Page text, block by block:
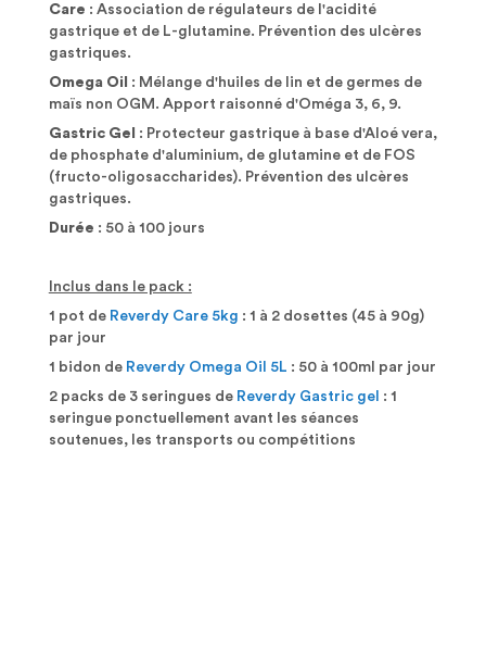
Care : Association de régulateurs de l'acidité
gastrique et de L-glutamine. Prévention des ulcères
gastriques.
Omega Oil
: Mélange d'huiles de lin et de germes de
maïs non OGM. Apport raisonné d'Oméga 3, 6, 9.
Gastric Gel
: Protecteur gastrique à base d'Aloé vera,
de phosphate d'aluminium, de glutamine et de FOS
(fructo-oligosaccharides). Prévention des ulcères
gastriques.
Durée : 50 à 100 jours
Inclus dans le pack :
1 pot de Reverdy Care 5kg : 1 à 2 dosettes (45 à 90g)
par jour
1 bidon de Reverdy Omega Oil 5L : 50 à 100ml par jour
2 packs de 3 seringues de Reverdy Gastric gel : 1
seringue ponctuellement avant les séances
soutenues, les transports ou compétitions